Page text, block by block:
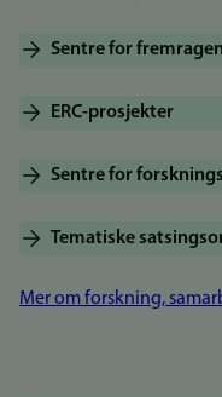
Sentre for
ERC-prosjekter
Sentre for
Tematiske
Mer om forskning,